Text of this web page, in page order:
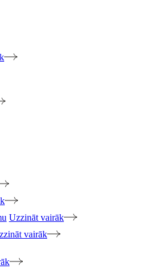
Uzzināt vairāk
vairāk